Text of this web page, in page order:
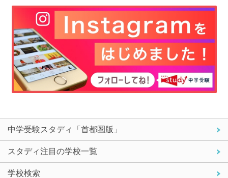
中学受験スタディ「首都圏版」
スタディ注目の学校一覧
学校検索